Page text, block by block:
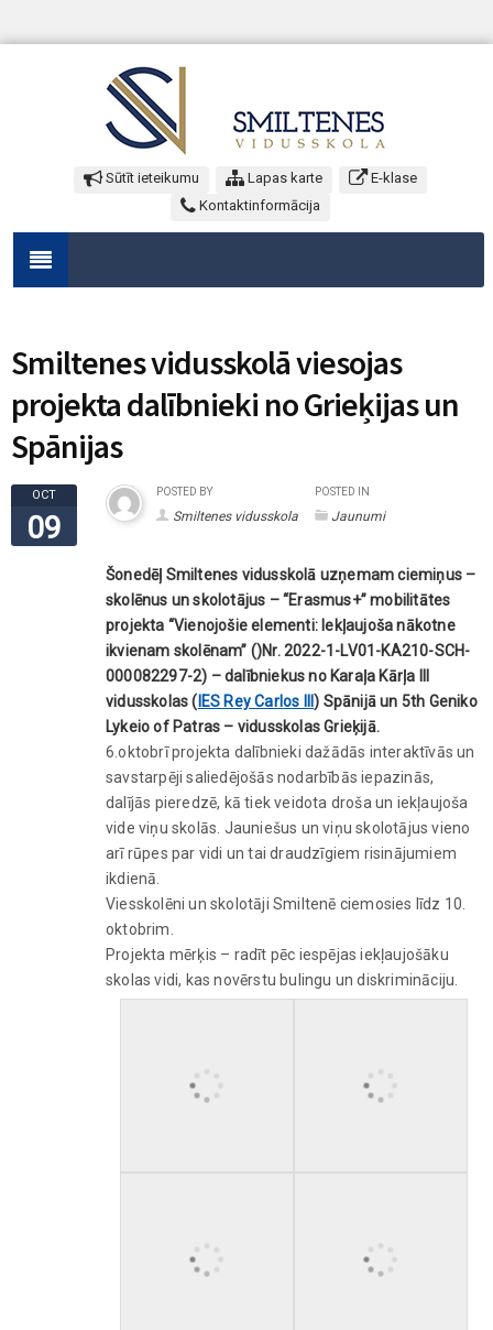
Sūtīt ieteikumu Lapas karte
E-klase
Kontaktinformācija
Smiltenes vidusskolā viesojas
projekta dalībnieki no Grieķijas un
Spānijas
OCT
09
POSTED BY
Smiltenes vidusskola
POSTED IN
Jaunumi
Šonedēļ Smiltenes vidusskolā uzņemam ciemiņus –
skolēnus un skolotājus – “Erasmus+” mobilitātes
projekta “Vienojošie elementi: Iekļaujoša nākotne
ikvienam skolēnam” ()Nr. 2022-1-LV01-KA210-SCH-
000082297-2) – dalībniekus no Karaļa Kārļa III
vidusskolas ( IES Rey Carlos III ) Spānijā un 5th Geniko
Lykeio of Patras – vidusskolas Grieķijā.
6.oktobrī projekta dalībnieki dažādās interaktīvās un
savstarpēji saliedējošās nodarbībās iepazinās,
dalījās pieredzē, kā tiek veidota droša un iekļaujoša
vide viņu skolās. Jauniešus un viņu skolotājus vieno
arī rūpes par vidi un tai draudzīgiem risinājumiem
ikdienā.
Viesskolēni un skolotāji Smiltenē ciemosies līdz 10.
oktobrim.
Projekta mērķis – radīt pēc iespējas iekļaujošāku
skolas vidi, kas novērstu bulingu un diskrimināciju.